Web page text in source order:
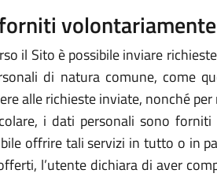
il Sito è possibile inviare
di natura comune, come
alle richieste inviate, nonché
i dati personali sono
offrire tali servizi in tutto o in
l’utente dichiara di aver